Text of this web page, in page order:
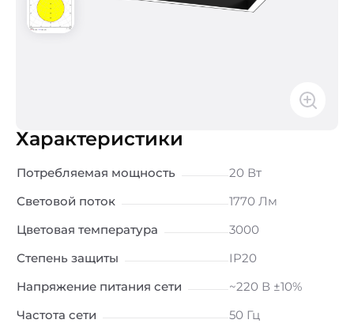
Характеристики
Потребляемая мощность
20 Вт
Световой поток
1770 Лм
Цветовая температура
3000
Степень защиты
IP20
Напряжение питания сети
~220 В ±10%
Частота сети
50 Гц